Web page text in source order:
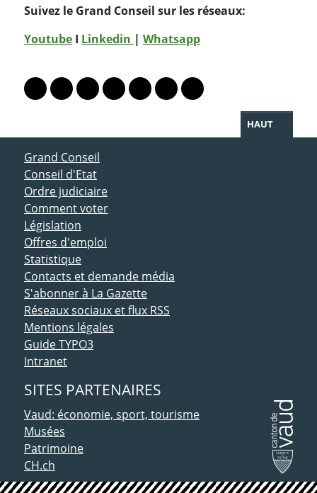
Suivez le Grand Conseil sur les réseaux:
Youtube I Linkedin | Whatsapp
Lien vers le profil Mastodon
Lien vers le profil Bluesky
Lien vers le profil Instagram
Lien vers le profil Linkedin
Lien vers le profil Facebook
Lien vers le profil Twitter
Partager par WhatsApp
HAUT
ACCÈS DIRECT
Grand Conseil
Conseil d'Etat
Ordre judiciaire
Comment voter
Législation
Offres d'emploi
Statistique
Contacts et demande média
S'abonner à La Gazette
Réseaux sociaux et flux RSS
Mentions légales
Guide TYPO3
Intranet
SITES PARTENAIRES
Vaud: économie, sport, tourisme
Musées
Patrimoine
CH.ch